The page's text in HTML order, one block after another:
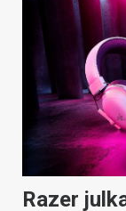
HINTA.FI
KAUPPA
VAIHDA TEEMA
HAKU
Razer